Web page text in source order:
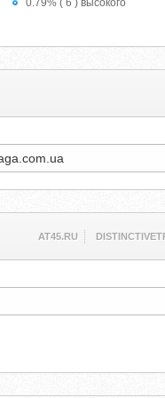
0.79% ( 6 ) высокого
AT45.RU